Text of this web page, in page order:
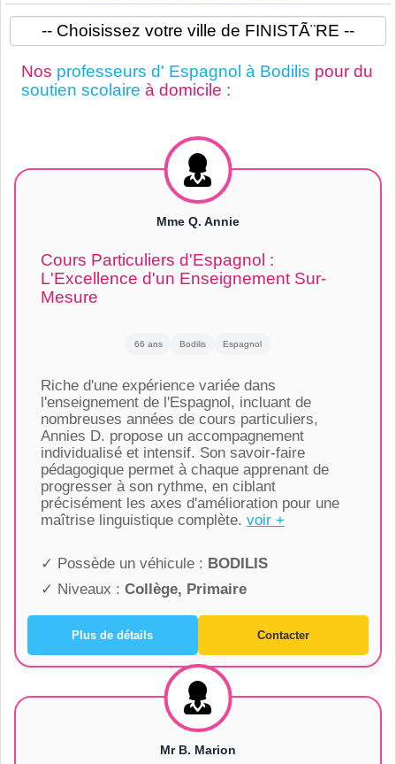
Nos professeurs d' Espagnol à Bodilis pour du
soutien scolaire à domicile :
Mme Q. Annie
Cours Particuliers d'Espagnol :
L'Excellence d'un Enseignement Sur-
Mesure
66 ans Bodilis Espagnol
Riche d'une expérience variée dans
l'enseignement de l'Espagnol, incluant de
nombreuses années de cours particuliers,
Annies D. propose un accompagnement
individualisé et intensif. Son savoir-faire
pédagogique permet à chaque apprenant de
progresser à son rythme, en ciblant
précisément les axes d'amélioration pour une
maîtrise linguistique complète. voir +
✓ Possède un véhicule : BODILIS
✓ Niveaux : Collège, Primaire
Plus de détails Contacter
Mr B. Marion